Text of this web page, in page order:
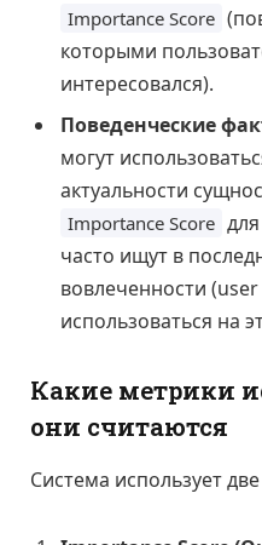
Importance Score
которыми
интересовался).
Поведенческие
могут
актуальности
Importance Score
часто ищут в
вовлеченности
использоваться на
Какие метрики
они считаются
Система использует